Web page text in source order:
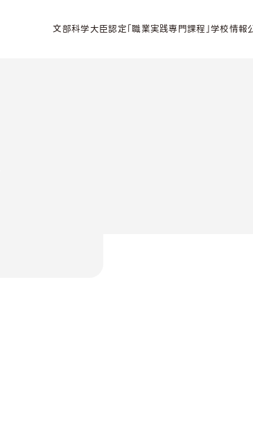
文部科学大臣認定「職業実践専門課程」学校情報